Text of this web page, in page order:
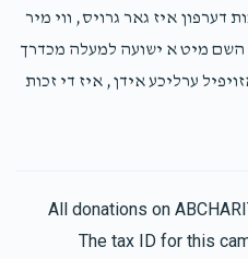
דערפון איז גאר גרויס, ווי מיר
השם מיט א ישועה למעלה מכדרך
ערליכע אידן, איז די זכות
All donations on
The tax ID for this